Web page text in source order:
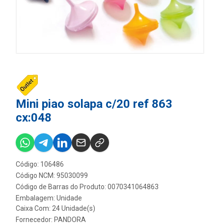
Mini piao solapa c/20 ref 863
cx:048
Código: 106486
Código NCM: 95030099
Código de Barras do Produto: 0070341064863
Embalagem: Unidade
Caixa Com: 24 Unidade(s)
Fornecedor: PANDORA